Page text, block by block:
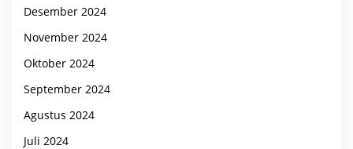
Desember 2024
November 2024
Oktober 2024
September 2024
Agustus 2024
Juli 2024